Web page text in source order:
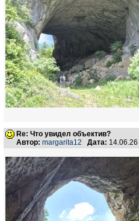
Re: Что увидел объектив?
Автор: margarita12 Дата: